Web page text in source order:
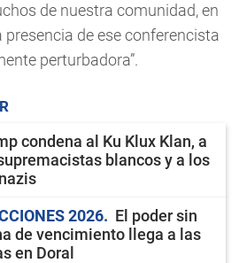
de nuestra comunidad, en
presencia de ese conferencista
perturbadora”.
condena al Ku Klux Klan, a
blancos y a los
2026
El poder sin
de vencimiento llega a las
en Doral